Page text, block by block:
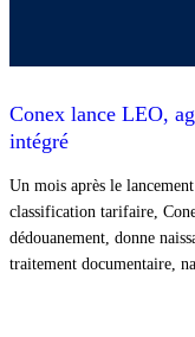
Conex lance LEO,
intégré
Un mois après le
classification tarifaire,
dédouanement, donne
traitement documentaire,